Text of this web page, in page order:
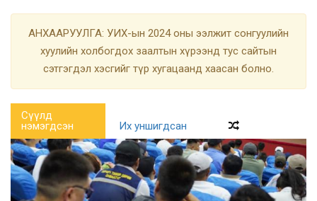
АНХААРУУЛГА: УИХ-ын 2024 оны ээлжит сонгуулийн
хуулийн холбогдох заалтын хүрээнд тус сайтын
сэтгэгдэл хэсгийг түр хугацаанд хаасан болно.
Сүүлд
нэмэгдсэн
Их уншигдсан